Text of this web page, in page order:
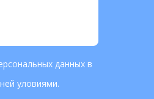
данных в
уловиями.